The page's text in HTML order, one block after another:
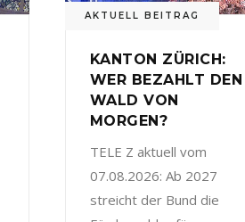
AKTUELL BEITRAG
KANTON ZÜRICH:
WER BEZAHLT DEN
WALD VON
MORGEN?
TELE Z aktuell vom
07.08.2026: Ab 2027
streicht der Bund die